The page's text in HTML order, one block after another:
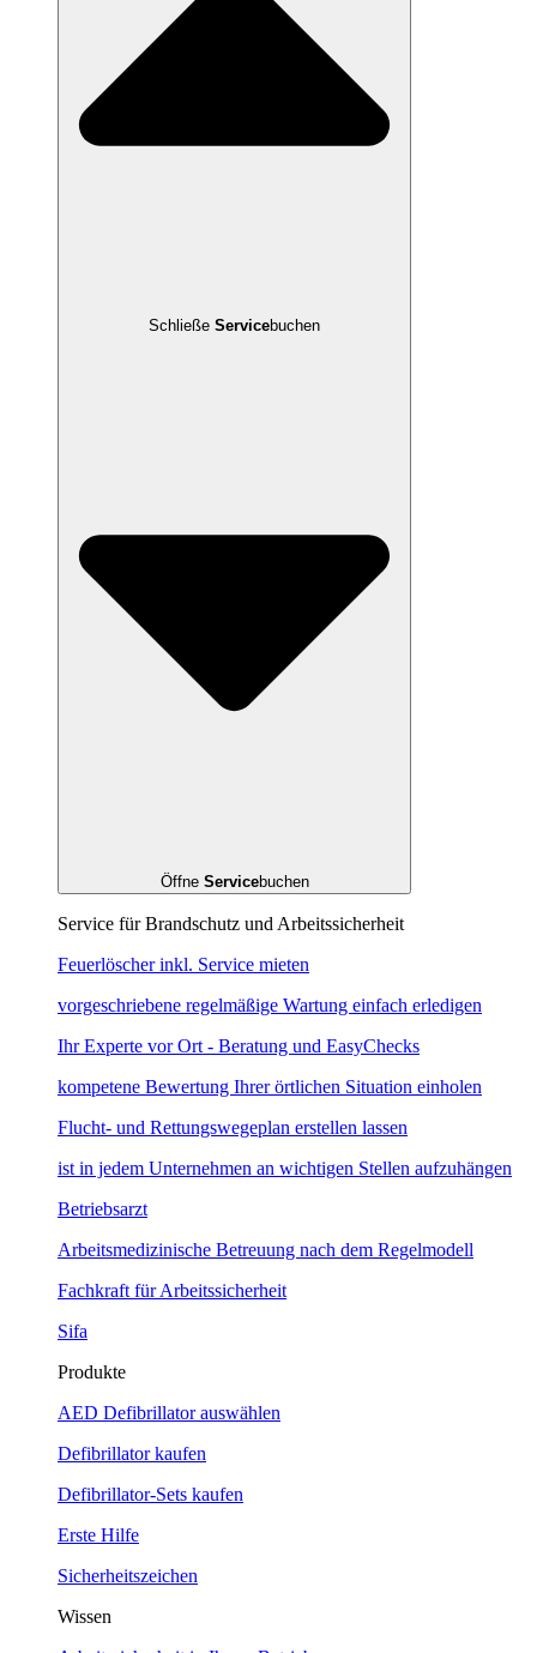
Schließe Servicebuchen
Öffne Servicebuchen
Service für Brandschutz und Arbeitssicherheit
Feuerlöscher inkl. Service mieten
vorgeschriebene regelmäßige Wartung einfach erledigen
Ihr Experte vor Ort - Beratung und EasyChecks
kompetene Bewertung Ihrer örtlichen Situation einholen
Flucht- und Rettungswegeplan erstellen lassen
ist in jedem Unternehmen an wichtigen Stellen aufzuhängen
Betriebsarzt
Arbeitsmedizinische Betreuung nach dem Regelmodell
Fachkraft für Arbeitssicherheit
Sifa
Produkte
AED Defibrillator auswählen
Defibrillator kaufen
Defibrillator-Sets kaufen
Erste Hilfe
Sicherheitszeichen
Wissen